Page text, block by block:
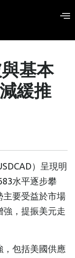
基本
緩推
）呈現明
水平逐步攀
主要受益於市場
強，提振美元走
，包括美國供應